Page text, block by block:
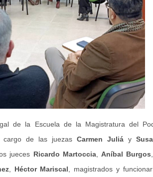
de la Escuela de la Magistratura del
de las juezas Carmen Juliá y
jueces Ricardo Martoccia, Aníbal Burgos
, Héctor Mariscal, magistrados y